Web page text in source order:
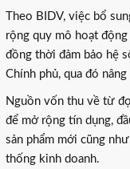
Theo BIDV, việc bổ
rộng quy mô hoạt
đồng thời đảm bảo hệ
Chính phủ, qua đó
Nguồn vốn thu về từ
để mở rộng tín dụng,
sản phẩm mới cũng
thống kinh doanh.